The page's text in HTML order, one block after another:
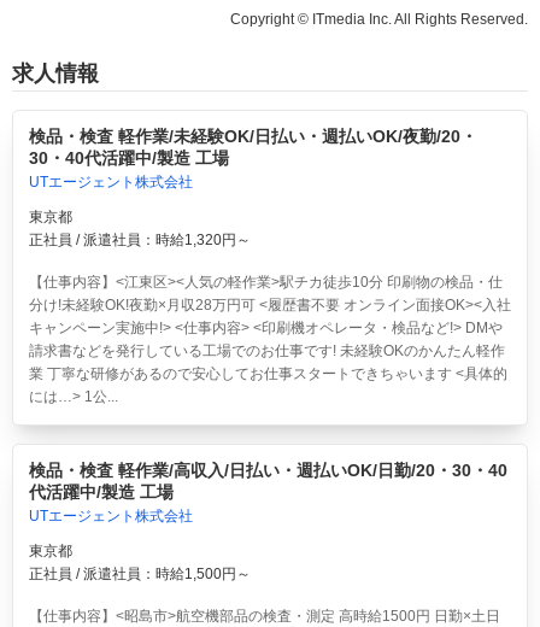
Copyright © ITmedia Inc. All Rights Reserved.
求人情報
検品・検査 軽作業/未経験OK/日払い・週払いOK/夜勤/20・
30・40代活躍中/製造 工場
UTエージェント株式会社
東京都
正社員 / 派遣社員：時給1,320円～
【仕事内容】<江東区><人気の軽作業>駅チカ徒歩10分 印刷物の検品・仕
分け!未経験OK!夜勤×月収28万円可 <履歴書不要 オンライン面接OK><入社
キャンペーン実施中!> <仕事内容> <印刷機オペレータ・検品など!> DMや
請求書などを発行している工場でのお仕事です! 未経験OKのかんたん軽作
業 丁寧な研修があるので安心してお仕事スタートできちゃいます <具体的
には…> 1公...
検品・検査 軽作業/高収入/日払い・週払いOK/日勤/20・30・40
代活躍中/製造 工場
UTエージェント株式会社
東京都
正社員 / 派遣社員：時給1,500円～
【仕事内容】<昭島市>航空機部品の検査・測定 高時給1500円 日勤×土日